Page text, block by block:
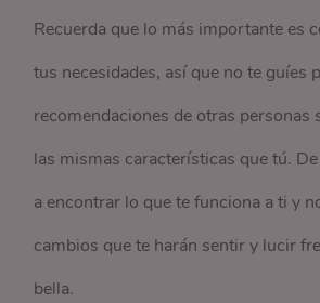
Recuerda que lo más importante es
tus necesidades, así que no te guíes
recomendaciones de otras personas
las mismas características que tú.
a encontrar lo que te funciona a ti y
cambios que te harán sentir y lucir
bella.